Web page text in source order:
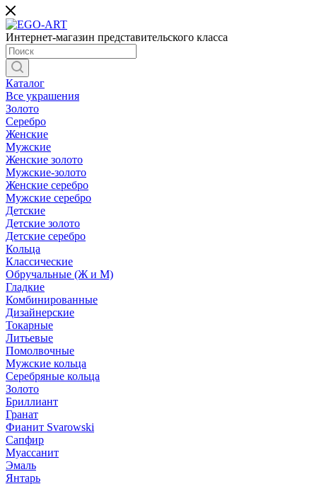
Интернет-магазин представительского класса
Каталог
Все украшения
Золото
Серебро
Женские
Мужские
Женские золото
Мужские-золото
Женские серебро
Мужские серебро
Детские
Детские золото
Детские серебро
Кольца
Классические
Обручальные (Ж и М)
Гладкие
Комбинированные
Дизайнерские
Токарные
Литьевые
Помолвочные
Мужские кольца
Серебряные кольца
Золото
Бриллиант
Гранат
Фианит Svarowski
Сапфир
Муассанит
Эмаль
Янтарь